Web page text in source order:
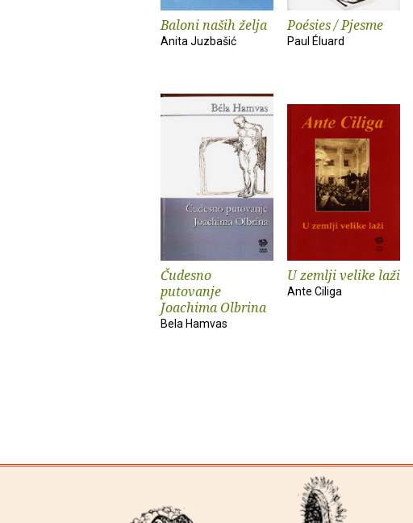
Baloni naših želja
Anita Juzbašić
Poésies / Pjesme
Paul Éluard
Čudesno
putovanje
Joachima Olbrina
Bela Hamvas
U zemlji velike laži
Ante Ciliga